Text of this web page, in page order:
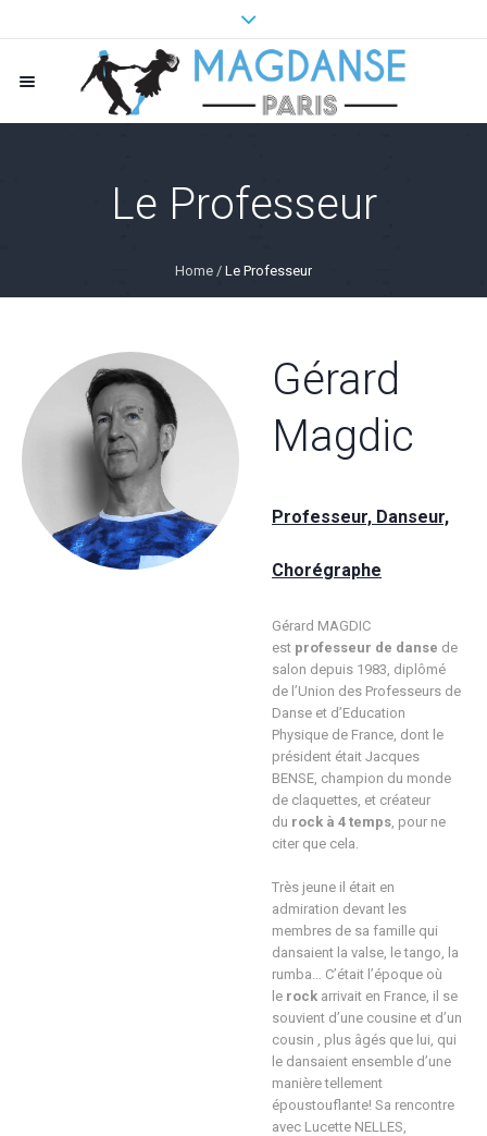
Le Professeur
Home / Le Professeur
Gérard
Magdic
Professeur, Danseur,
Chorégraphe
Gérard MAGDIC
est professeur de danse de
salon depuis 1983, diplômé
de l’Union des Professeurs de
Danse et d’Education
Physique de France, dont le
président était Jacques
BENSE, champion du monde
de claquettes, et créateur
du rock à 4 temps, pour ne
citer que cela.
Très jeune il était en
admiration devant les
membres de sa famille qui
dansaient la valse, le tango, la
rumba… C’était l’époque où
le rock arrivait en France, il se
souvient d’une cousine et d’un
cousin , plus âgés que lui, qui
le dansaient ensemble d’une
manière tellement
époustouflante! Sa rencontre
avec Lucette NELLES,